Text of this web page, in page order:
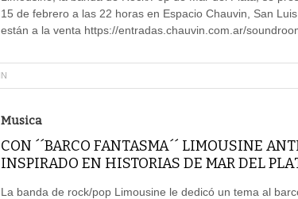
15 de febrero a las 22 horas en Espacio Chauvin, San
están a la venta https://entradas.chauvin.com.ar/
Musica
CON ´´BARCO FANTASMA´´ LIMOUSINE
INSPIRADO EN HISTORIAS DE MAR DEL
La banda de rock/pop Limousine le dedicó un tema al